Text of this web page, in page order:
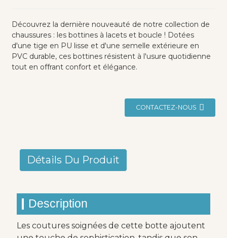
Découvrez la dernière nouveauté de notre collection de
chaussures : les bottines à lacets et boucle ! Dotées
d'une tige en PU lisse et d'une semelle extérieure en
PVC durable, ces bottines résistent à l'usure quotidienne
tout en offrant confort et élégance.
CONTACTEZ-NOUS
Détails Du Produit
Description
Les coutures soignées de cette botte ajoutent